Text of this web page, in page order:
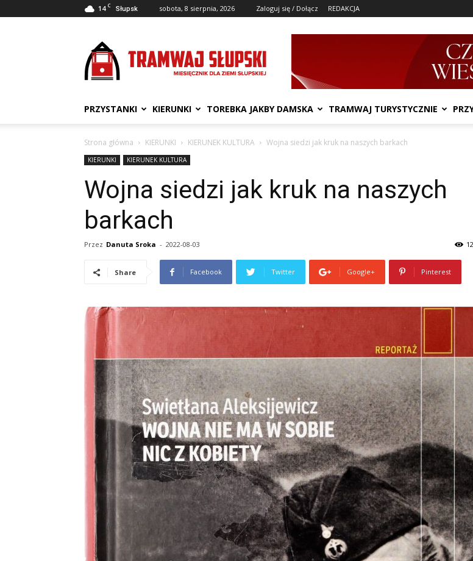
14 C Słupsk sobota, 8 sierpnia, 2026 Zaloguj się / Dołącz REDAKCJA
Tramwaj
Słupski
PRZYSTANKI KIERUNKI TOREBKA JAKBY DAMSKA TRAMWAJ TURYSTYCZNIE
Strona główna KIERUNKI KIERUNEK KULTURA Wojna siedzi jak kruk na naszych barkach
KIERUNKI KIERUNEK KULTURA
Wojna siedzi jak kruk na naszych
barkach
Przez Danuta Sroka - 2022-08-03
Share Facebook Twitter Google+ Pinterest